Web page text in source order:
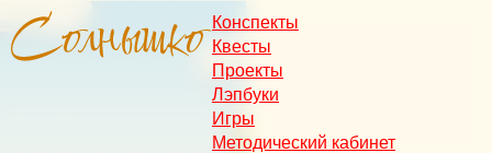
Конспекты
Квесты
Проекты
Лэпбуки
Игры
Методический кабинет